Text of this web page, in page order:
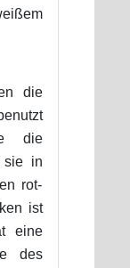
die
die
sie in
rot-
ist
eine
des